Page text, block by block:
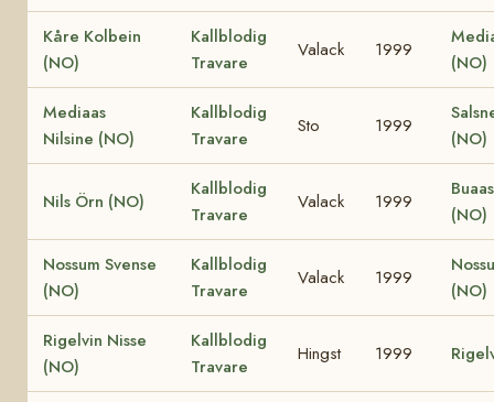
Kåre Kolbein
(NO)
Kallblodig
Travare
Valack 1999
(NO)
Mediaas
Nilsine (NO)
Kallblodig
Travare
Sto 1999
(NO)
Nils Örn (NO)
Kallblodig
Travare
Valack 1999
(NO)
Nossum Svense
(NO)
Kallblodig
Travare
Valack 1999
(NO)
Rigelvin Nisse
(NO)
Kallblodig
Travare
Hingst 1999